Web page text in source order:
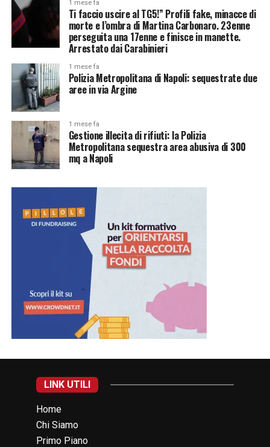
1 mese fa
Ti faccio uscire al TG5!” Profili fake, minacce di
morte e l’ombra di Martina Carbonaro. 23enne
perseguita una 17enne e finisce in manette.
Arrestato dai Carabinieri
1 mese fa
Polizia Metropolitana di Napoli: sequestrate due
aree in via Argine
1 mese fa
Gestione illecita di rifiuti: la Polizia
Metropolitana sequestra area abusiva di 300
mq a Napoli
LINK UTILI
Home
Chi Siamo
Primo Piano